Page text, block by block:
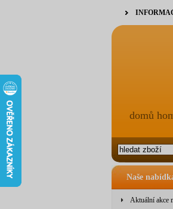
Naše
Aktuální akce
domů